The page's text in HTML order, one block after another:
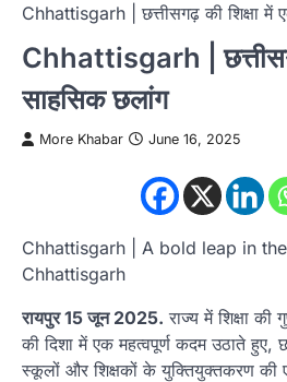
Chhattisgarh | छत्तीसगढ़ की शिक्षा में
Chhattisgarh |
साहसिक छलांग
More Khabar June 16, 2025
Chhattisgarh | A bold leap in
Chhattisgarh
रायपुर 15 जून 2025. राज्य में शिक्षा
की दिशा में एक महत्वपूर्ण कदम उठाते हुए,
स्कूलों और शिक्षकों के युक्तियुक्तकरण की